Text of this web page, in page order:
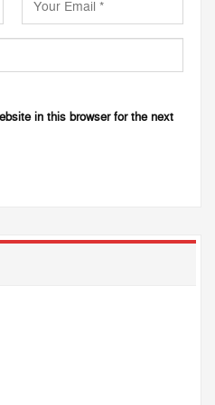
in this browser for the next